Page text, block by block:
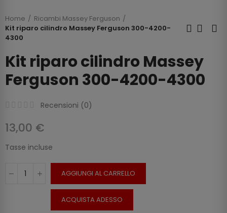
Home
Ricambi Massey Ferguson
Kit riparo cilindro Massey Ferguson 300-4200-
4300
Kit riparo cilindro Massey
Ferguson 300-4200-4300
Recensioni (0)
13,00 €
Tasse incluse
AGGIUNGI AL CARRELLO
ACQUISTA ADESSO